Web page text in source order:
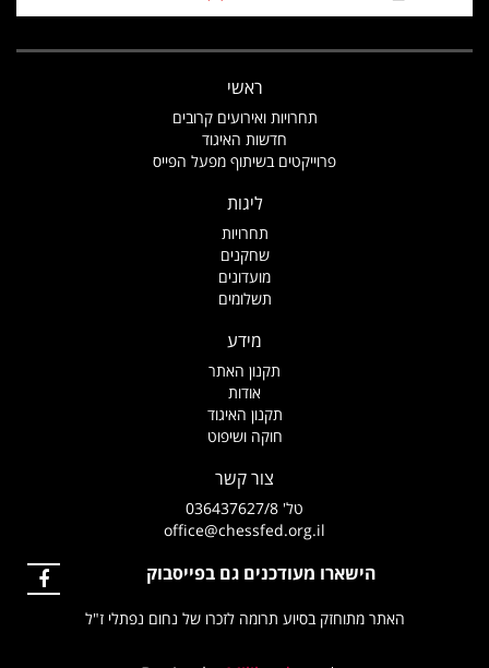
ראשי
תחרויות ואירועים קרובים
חדשות האיגוד
פרוייקטים בשיתוף מפעל הפייס
ליגות
תחרויות
שחקנים
מועדונים
תשלומים
מידע
תקנון האתר
אודות
תקנון האיגוד
חוקה ושיפוט
צור קשר
טל' 036437627/8
office@chessfed.org.il
הישארו מעודכנים גם בפייסבוק
האתר מתוחזק בסיוע תרומה לזכרו של נחום נפתלי ז"ל